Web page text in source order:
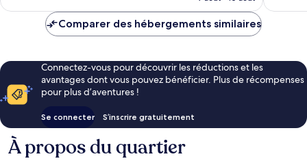
de
Comparer des hébergements similaires
Connectez-vous pour découvrir les réductions et les
avantages dont vous pouvez bénéficier. Plus de récompenses
pour plus d’aventures !
Se connecter S’inscrire gratuitement
À propos du quartier